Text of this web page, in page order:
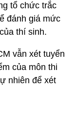
tổ chức trắc
đánh giá mức
thí sinh.
vẫn xét tuyển
của môn thi
nhiên để xét